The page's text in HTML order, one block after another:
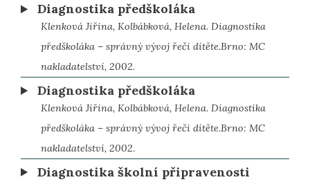
Diagnostika předškoláka
Klenková Jiřina, Kolbábková, Helena. Diagnostika
předškoláka – správný vývoj řeči dítěte.Brno: MC
nakladatelství, 2002.
Diagnostika předškoláka
Klenková Jiřina, Kolbábková, Helena. Diagnostika
předškoláka – správný vývoj řeči dítěte.Brno: MC
nakladatelství, 2002.
Diagnostika školní připravenosti